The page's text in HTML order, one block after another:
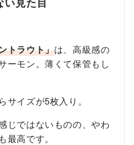
トラウト」は、高級感の
ーモン。薄くて保管もし
サイズが5枚入り。
じではないものの、やわ
最高です。